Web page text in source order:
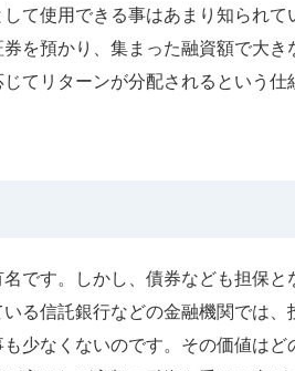
て使用できる事はあまり知られて
を預かり、集まった融資額で大き
てリターンが分配されるという仕
です。しかし、債券なども担保と
る信託銀行などの金融機関では、
少なくないのです。その価値はど